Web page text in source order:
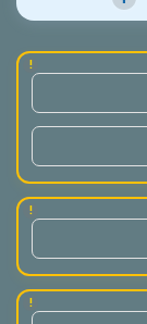
!
!
!